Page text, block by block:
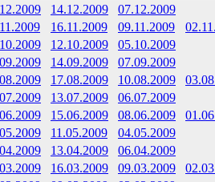
14.12.2009
07.12.2009
16.11.2009 09.11.2009
12.10.2009
05.10.2009
14.09.2009
07.09.2009
17.08.2009 10.08.2009
13.07.2009
06.07.2009
15.06.2009 08.06.2009
11.05.2009
04.05.2009
13.04.2009
06.04.2009
16.03.2009 09.03.2009